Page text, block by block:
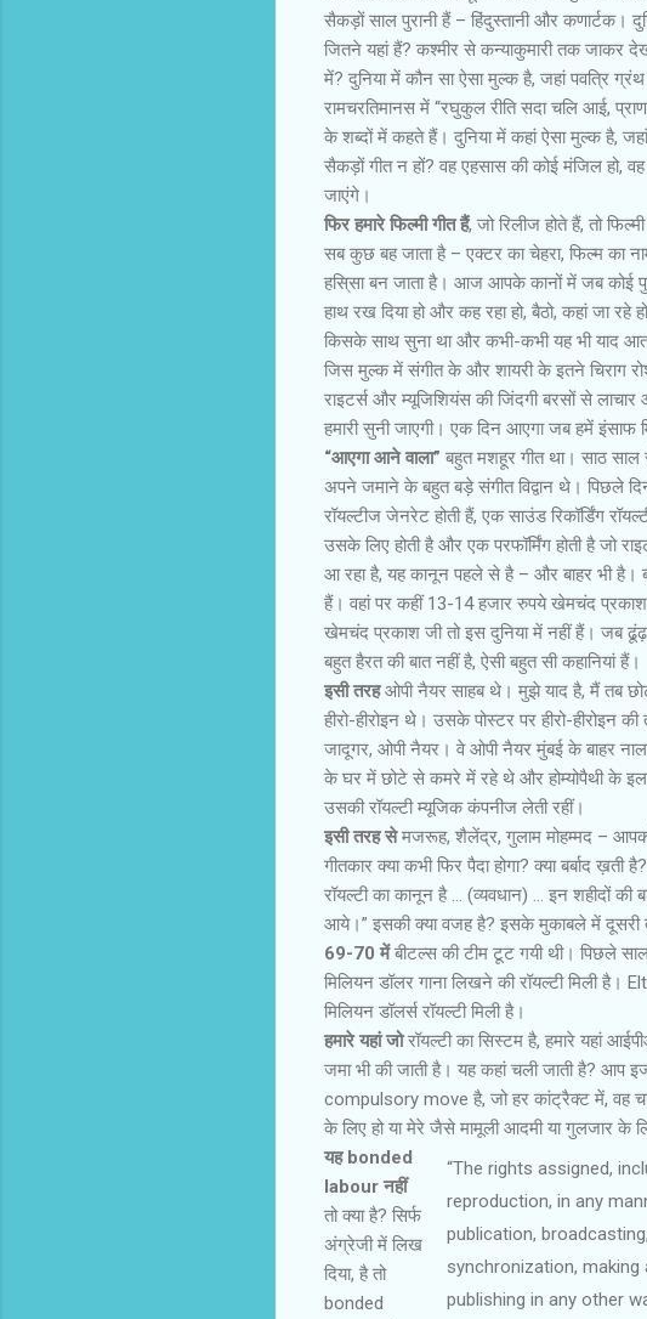
सैकड़ों साल पुरानी हैं – हिंदुस्‍तानी और कणार्टक।
जितने यहां हैं? कश्‍मीर से कन्याकुमारी तक जाकर
में? दुनिया में कौन सा ऐसा मुल्‍क है, जहां पवति्र
रामचरतिमानस में “रघुकुल रीति सदा चलि आई,
के शब्‍दों में कहते हैं। दुनिया में कहां ऐसा मुल्‍क है,
सैकड़ों गीत न हों? वह एहसास की कोई मंजिल हो,
जाएंगे।
फिर हमारे फिल्‍मी गीत हैं, जो रिलीज होते हैं, तो
सब कुछ बह जाता है – एक्टर का चेहरा, फिल्‍म का
हसि्‍सा बन जाता है। आज आपके कानों में जब कोई
हाथ रख दिया हो और कह रहा हो, बैठो, कहां जा रहे
किसके साथ सुना था और कभी-कभी यह भी याद
जिस मुल्‍क में संगीत के और शायरी के इतने चिराग
राइटर्स और म्‍यूजिशियंस की जिंदगी बरसों से
हमारी सुनी जाएगी। एक दिन आएगा जब हमें इंसाफ
“आएगा आने वाला” बहुत मशहूर गीत था। साठ साल
अपने जमाने के बहुत बड़े संगीत विद्वान थे। पिछले
रॉयल्‍टीज जेनरेट होती हैं, एक साउंड रिकॉर्डिंग
उसके लिए होती है और एक परफॉर्मिंग होती है जो
आ रहा है, यह कानून पहले से है – और बाहर भी है।
हैं। वहां पर कहीं 13-14 हजार रुपये खेमचंद
खेमचंद प्रकाश जी तो इस दुनिया में नहीं हैं। जब
बहुत हैरत की बात नहीं है, ऐसी बहुत सी कहानियां हैं।
इसी तरहओपी नैयर साहब थे। मुझे याद है, मैं तब
हीरो-हीरोइन थे। उसके पोस्‍टर पर हीरो-हीरोइन
जादूगर, ओपी नैयर। वे ओपी नैयर मुंबई के बाहर
के घर में छोटे से कमरे में रहे थे और होम्‍योपैथी के
उसकी रॉयल्‍टी म्‍यूजिक कंपनीज लेती रहीं।
इसी तरह सेमजरूह, शैलेंद्र, गुलाम मोहम्‍मद – आपको
गीतकार क्या कभी फिर पैदा होगा? क्या बर्बाद ख़ती
रॉयल्‍टी का कानून है … (व्‍यवधान) … इन शहीदों
आये।” इसकी क्या वजह है? इसके मुकाबले में दूसरी
69-70 मेंबीटल्‍स की टीम टूट गयी थी। पिछले
मिलियन डॉलर गाना लिखने की रॉयल्‍टी मिली है।
मिलियन डॉलर्स रॉयल्‍टी मिली है।
हमारे यहां जोरॉयल्‍टी का सिस्‍टम है, हमारे यहां
जमा भी की जाती है। यह कहां चली जाती है? आप
compulsory move है, जो हर कांट्रैक्‍ट में, वह
के लिए हो या मेरे जैसे मामूली आदमी या गुलजार के
“The rights assigned,
reproduction, in any
publication,
synchronization,
publishing in any other
यह bonded
labour नहीं
तो क्या है? सिर्फ
अंग्रेजी में लिख
दिया, है तो
bonded